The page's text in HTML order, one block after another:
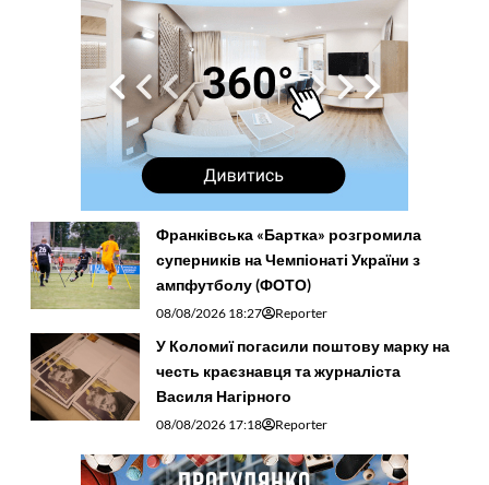
Франківська «Бартка» розгромила
суперників на Чемпіонаті України з
ампфутболу (ФОТО)
08/08/2026 18:27 Reporter
У Коломиї погасили поштову марку на
честь краєзнавця та журналіста
Василя Нагірного
08/08/2026 17:18 Reporter